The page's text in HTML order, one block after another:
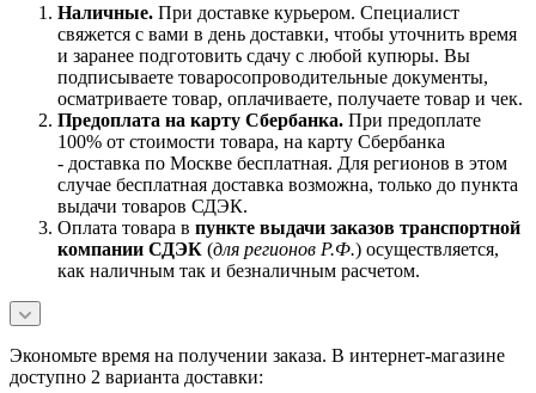
Наличные. При доставке курьером. Специалист
свяжется с вами в день доставки, чтобы уточнить время
и заранее подготовить сдачу с любой купюры. Вы
подписываете товаросопроводительные документы,
осматриваете товар, оплачиваете, получаете товар и чек.
Предоплата на карту Сбербанка. При предоплате
100% от стоимости товара, на карту Сбербанка
- доставка по Москве бесплатная. Для регионов в этом
случае бесплатная доставка возможна, только до пункта
выдачи товаров СДЭК.
Оплата товара в пункте выдачи заказов транспортной
компании СДЭК (для регионов Р.Ф.) осуществляется,
как наличным так и безналичным расчетом.
Экономьте время на получении заказа. В интернет-магазине
доступно 2 варианта доставки: